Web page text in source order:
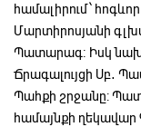
համալիրում՝
Մարտիրոսյանի
Պատարագ։ Իսկ
Ճրագալույցի Սբ․
Պահքի շրջանը:
համայնքի ղեկավար